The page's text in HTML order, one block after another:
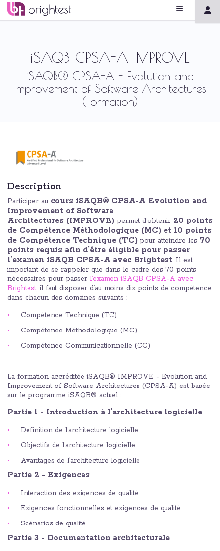
iSAQB CPSA-A IMPROVE
iSAQB® CPSA-A - Evolution and
Improvement of Software Architectures
(Formation)
Description
Participer au cours iSAQB® CPSA-A Evolution and
Improvement of Software
Architectures (IMPROVE) permet d’obtenir 20 points
de Compétence Méthodologique (MC) et 10 points
de Compétence Technique (TC) pour atteindre les 70
points requis afin d’être éligible pour passer
l’examen iSAQB CPSA-A avec Brightest. Il est
important de se rappeler que dans le cadre des 70 points
nécessaires pour passer l’examen iSAQB CPSA-A avec
Brightest, il faut disposer d’au moins dix points de compétence
dans chacun des domaines suivants :
Compétence Technique (TC)
Compétence Méthodologique (MC)
Compétence Communicationnelle (CC)
La formation accréditée iSAQB® IMPROVE - Evolution and
Improvement of Software Architectures (CPSA-A) est basée
sur le programme iSAQB® actuel :
Partie 1 - Introduction à l’architecture logicielle
Définition de l’architecture logicielle
Objectifs de l’architecture logicielle
Avantages de l’architecture logicielle
Partie 2 - Exigences
Interaction des exigences de qualité
Exigences fonctionnelles et exigences de qualité
Scénarios de qualité
Partie 3 - Documentation architecturale